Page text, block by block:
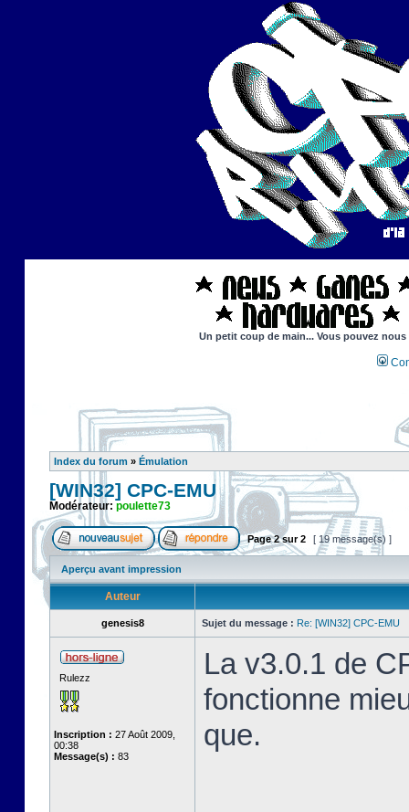
Un petit coup de main... Vous pouvez
Index du forum » Émulation
[WIN32] CPC-EMU
Modérateur: poulette73
Page2sur2 [ 19 message(s) ]
Aperçu avant impression
Auteur
genesis8 Sujet du message : Re: [WIN32] CPC-EMU
Rulezz
Inscription : 27 Août 2009,
00:38
Message(s) : 83
La v3.0.1 de
fonctionne
que.